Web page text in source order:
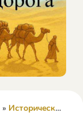
» Исторические любовные романы